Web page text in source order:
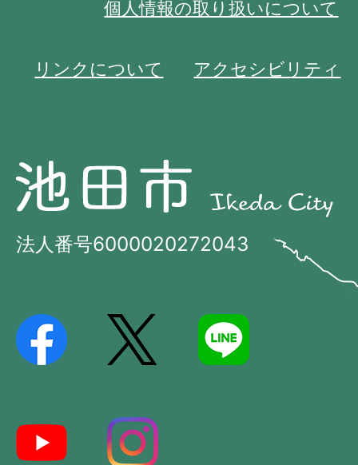
個人情報の取り扱いについて
リンクについて アクセシビリティ
池
田
市
法人番号6000020272043
田
市
の